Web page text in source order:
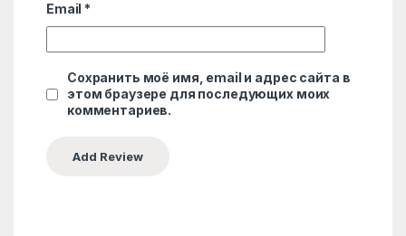
Email *
Сохранить моё имя, email и адрес сайта в
этом браузере для последующих моих
комментариев.